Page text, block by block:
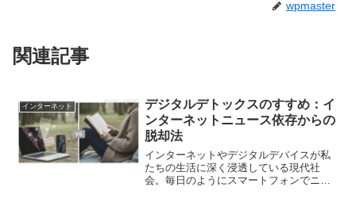
wpmaster
関連記事
インターネット
デジタルデトックスのすすめ：イ
ンターネットニュース依存からの
脱却法
インターネットやデジタルデバイスが私
たちの生活に深く浸透している現代社
会。毎日のようにスマートフォンでニュ